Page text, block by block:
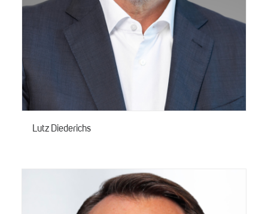
Lutz Diederichs